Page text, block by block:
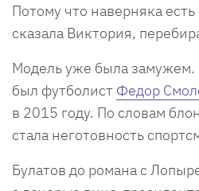
Потому что наверняка
сказала Виктория,
Модель уже была
был футболист Федор
в 2015 году. По словам
стала неготовность
Булатов до романа с